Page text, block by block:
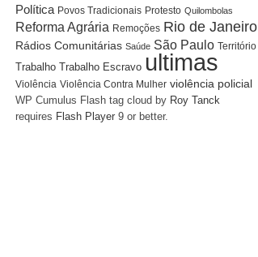
Política Povos Tradicionais Protesto Quilombolas
Reforma Agrária Remoções Rio de Janeiro
Rádios Comunitárias Saúde São Paulo Território
Trabalho Trabalho Escravo ultimas
Violência Violência Contra Mulher violência policial
WP Cumulus Flash tag cloud by Roy Tanck
requires Flash Player 9 or better.